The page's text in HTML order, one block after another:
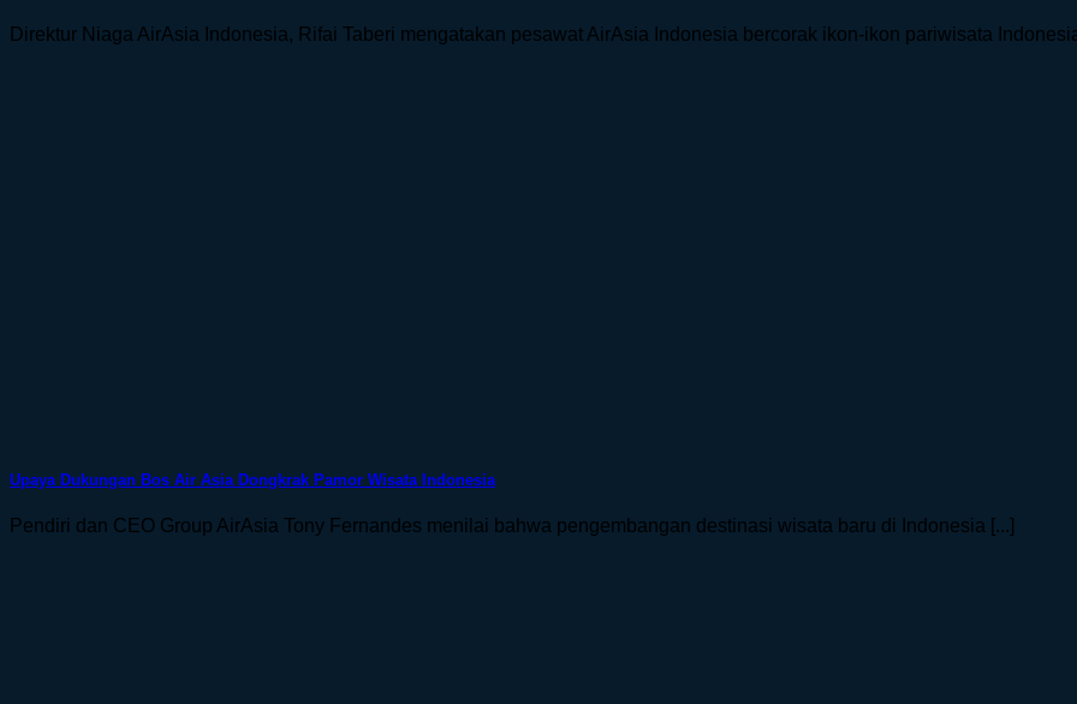
Direktur Niaga AirAsia Indonesia, Rifai Taberi mengatakan pesawat AirAsia Indonesia bercorak ikon-ikon pariwisata
Upaya Dukungan Bos Air Asia Dongkrak Pamor Wisata Indonesia
Pendiri dan CEO Group AirAsia Tony Fernandes menilai bahwa pengembangan destinasi wisata baru di Indonesia [...]